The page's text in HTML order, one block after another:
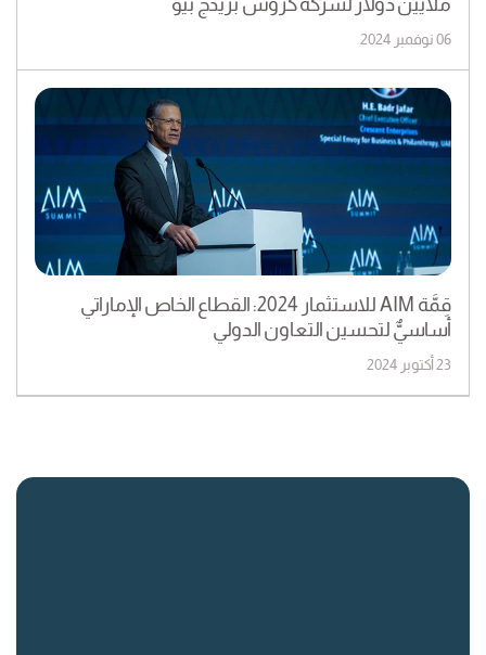
ملايين دولار لشركة كروس بريدج بيو
06 نوفمبر 2024
قِمَّة AIM للاستثمار 2024: القطاع الخاص الإماراتي
أساسيٌّ لتحسين التعاون الدولي
23 أكتوبر 2024